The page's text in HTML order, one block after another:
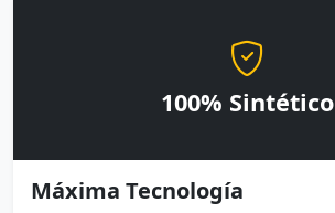
100% Sintético
Máxima Tecnología